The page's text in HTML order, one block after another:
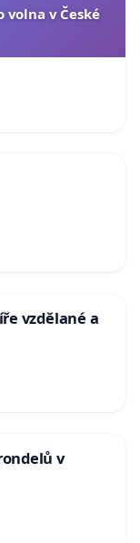
volna v České
vzdělané a
v